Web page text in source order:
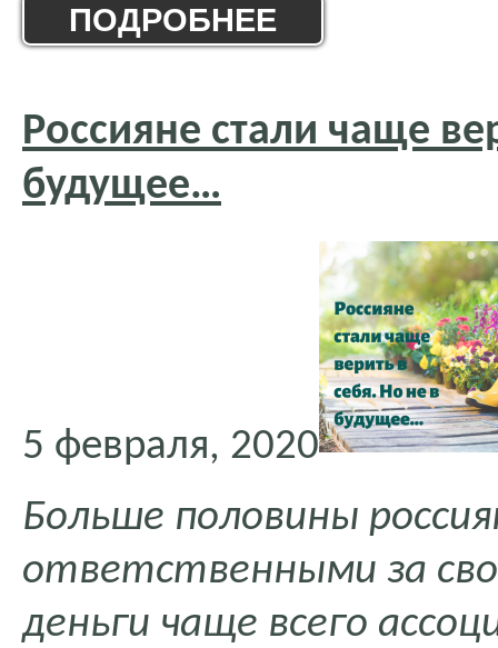
ПОДРОБНЕЕ
Россияне стали чаще
будущее…
5 февраля, 2020
Больше половины
ответственными за
деньги чаще всего